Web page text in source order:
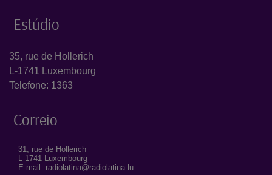
Estúdio
35, rue de Hollerich
L-1741 Luxembourg
Telefone: 1363
Correio
31, rue de Hollerich
L-1741 Luxembourg
E-mail: radiolatina@radiolatina.lu